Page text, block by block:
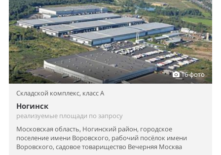
16 фото
Складской комплекс, класс A
Ногинск
реализуемые площади по запросу
Московская область, Ногинский район, городское
поселение имени Воровского, рабочий посёлок имени
Воровского, садовое товарищество Вечерняя Москва